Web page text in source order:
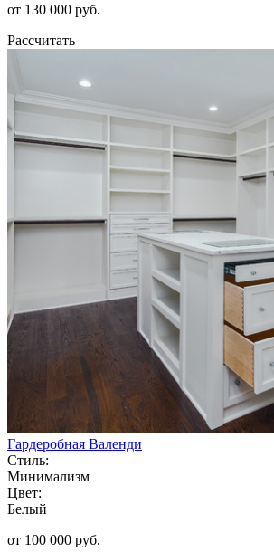
от 130 000 руб.
Рассчитать
Гардеробная Валенди
Стиль:
Минимализм
Цвет:
Белый
от 100 000 руб.